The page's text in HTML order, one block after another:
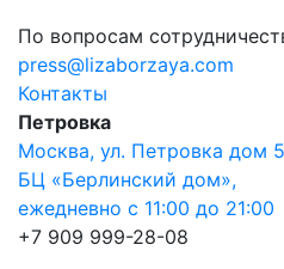
По вопросам
press@lizaborzaya.com
Контакты
Петровка
Москва, ул. Петровка дом
БЦ «Берлинский дом»,
ежедневно с 11:00 до 21:00
+7 909 999-28-08